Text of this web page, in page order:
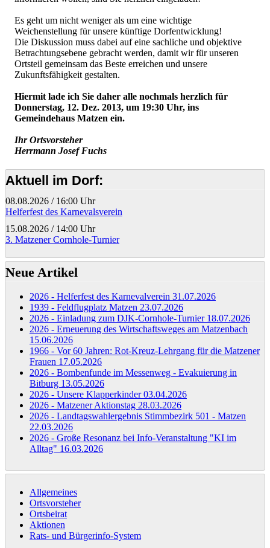
Es geht um nicht weniger als um eine wichtige
Weichenstellung für unsere künftige Dorfentwicklung!
Die Diskussion muss dabei auf eine sachliche und objektive
Betrachtungsebene gebracht werden, damit wir für unseren
Ortsteil gemeinsam das Beste erreichen und unsere
Zukunftsfähigkeit gestalten.
Hiermit lade ich Sie daher alle nochmals herzlich für
Donnerstag, 12. Dez. 2013, um 19:30 Uhr, ins
Gemeindehaus Matzen ein.
Ihr Ortsvorsteher
Herrmann Josef Fuchs
Aktuell im Dorf:
08.08.2026 / 16:00 Uhr
Helferfest des Karnevalsverein
15.08.2026 / 14:00 Uhr
3. Matzener Cornhole-Turnier
Neue Artikel
2026 - Helferfest des Karnevalverein 31.07.2026
1939 - Feldflugplatz Matzen 23.07.2026
2026 - Einladung zum DJK-Cornhole-Turnier 18.07.2026
2026 - Erneuerung des Wirtschaftsweges am Matzenbach
15.06.2026
1966 - Vor 60 Jahren: Rot-Kreuz-Lehrgang für die Matzener
Frauen 17.05.2026
2026 - Bombenfunde im Messenweg - Evakuierung in
Bitburg 13.05.2026
2026 - Unsere Klapperkinder03.04.2026
2026 - Matzener Aktionstag 28.03.2026
2026 - Landtagswahlergebnis Stimmbezirk 501 - Matzen
22.03.2026
2026 - Große Resonanz bei Info-Veranstaltung "KI im
Alltag" 16.03.2026
Allgemeines
Ortsvorsteher
Ortsbeirat
Aktionen
Rats- und Bürgerinfo-System